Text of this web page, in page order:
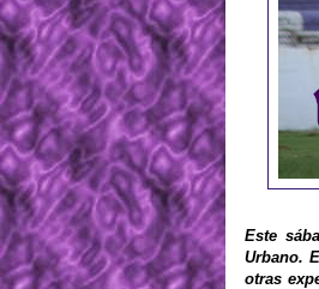
Este
Urbano.
otras